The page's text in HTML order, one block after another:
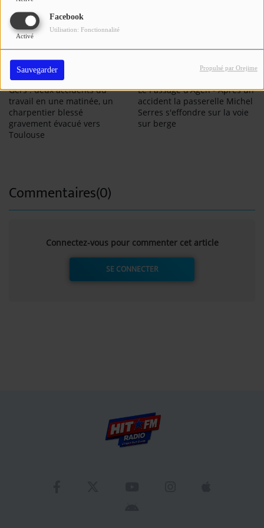
Facebook
Activé
Utilisation: Fonctionnalité
Sauvegarder Propulsé par Orejime
Gers : deux accidents du
travail en une matinée, un
charpentier blessé
gravement évacué vers
Toulouse
Le Passage d'Agen - Après un
accident la passerelle Michel
Serres s'effondre sur la voie
sur berge
Commentaires(0)
Connectez-vous pour commenter cet article
SE CONNECTER